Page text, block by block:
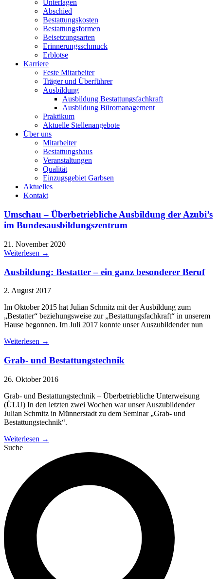
Unterlagen
Abschied
Bestattungskosten
Bestattungsformen
Beisetzungsarten
Erinnerungsschmuck
Erblotse
Karriere
Feste Mitarbeiter
Träger und Überführer
Ausbildung
Ausbildung Bestattungsfachkraft
Ausbildung Büromanagement
Praktikum
Aktuelle Stellenangebote
Über uns
Mitarbeiter
Bestattungshaus
Veranstaltungen
Qualität
Einzugsgebiet Garbsen
Aktuelles
Kontakt
Umschau – Überbetriebliche Ausbildung der Azubi’s
im Bundesausbildungszentrum
21. November 2020
Weiterlesen →
Ausbildung: Bestatter – ein ganz besonderer Beruf
2. August 2017
Im Oktober 2015 hat Julian Schmitz mit der Ausbildung zum
„Bestatter“ beziehungsweise zur „Bestattungsfachkraft“ in unserem
Hause begonnen. Im Juli 2017 konnte unser Auszubildender nun
Weiterlesen →
Grab- und Bestattungstechnik
26. Oktober 2016
Grab- und Bestattungstechnik – Überbetriebliche Unterweisung
(ÜLU) In den letzten zwei Wochen war unser Auszubildender
Julian Schmitz in Münnerstadt zu dem Seminar „Grab- und
Bestattungstechnik“.
Weiterlesen →
Suche